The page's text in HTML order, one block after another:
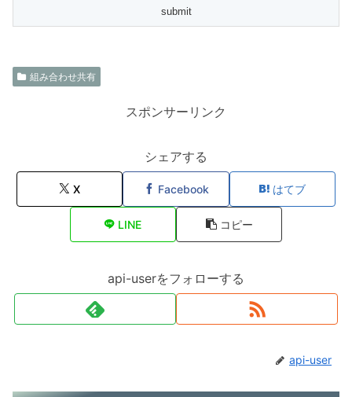
組み合わせ共有
スポンサーリンク
シェアする
X Facebook はてブ
LINE コピー
api-userをフォローする
api-user